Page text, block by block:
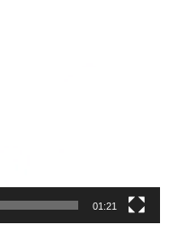
01:21